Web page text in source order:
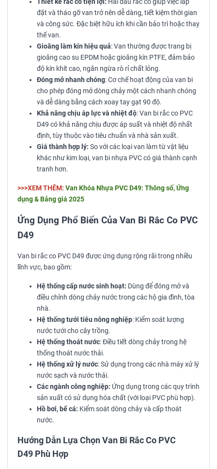
đặt và tháo gỡ van trở nên dễ dàng, tiết kiệm thời gian
và công sức. Đặc biệt hữu ích khi cần bảo trì hoặc thay
thế van.
Gioăng làm kín hiệu quả: Van thường được trang bị
gioăng cao su EPDM hoặc gioăng kín PTFE, đảm bảo
độ kín khít cao, ngăn ngừa rò rỉ chất lỏng.
Đóng mở nhanh chóng: Cơ chế hoạt động của van bi
cho phép đóng mở dòng chảy một cách nhanh chóng
và dễ dàng bằng cách xoay tay gạt 90 độ.
Khả năng chịu áp lực và nhiệt độ: Van bi rắc co PVC
D49 có khả năng chịu được áp suất và nhiệt độ nhất
định, tùy thuộc vào tiêu chuẩn và nhà sản xuất.
Giá thành hợp lý: So với các loại van làm từ vật liệu
khác như kim loại, van bi nhựa PVC có giá thành cạnh
tranh hơn.
>>>XEM THÊM: Van Khóa Nhựa PVC D49: Thông số, Ứng
dụng & Bảng giá 2025
Ứng Dụng Phổ Biến Của Van Bi Rắc Co PVC
D49
Van bi rắc co PVC D49 được ứng dụng rộng rãi trong nhiều
lĩnh vực, bao gồm:
Hệ thống cấp nước sinh hoạt: Dùng để đóng mở và
điều chỉnh dòng chảy nước trong các hộ gia đình, tòa
nhà.
Hệ thống tưới tiêu nông nghiệp: Kiểm soát lượng
nước tưới cho cây trồng.
Hệ thống thoát nước: Điều tiết dòng chảy trong hệ
thống thoát nước thải.
Hệ thống xử lý nước: Sử dụng trong các nhà máy xử lý
nước sạch và nước thải.
Các ngành công nghiệp: Ứng dụng trong các quy trình
sản xuất có sử dụng hóa chất (với loại PVC phù hợp).
Hồ bơi, bể cá: Kiểm soát dòng chảy và cấp thoát
nước.
Hướng Dẫn Lựa Chọn Van Bi Rắc Co PVC
D49 Phù Hợp